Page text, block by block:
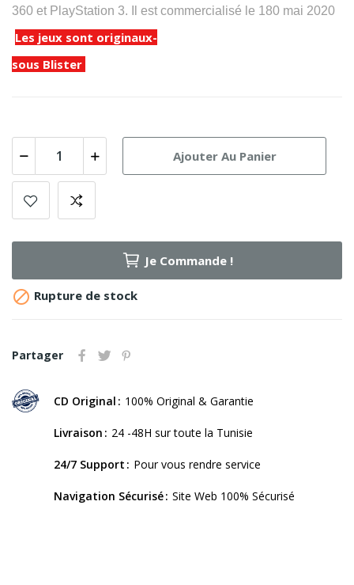
360 et PlayStation 3. Il est commercialisé le 180 mai 2020
Les jeux sont originaux-
sous Blister
Ajouter Au Panier
Je Commande !
 Rupture de stock
Partager
CD Original 100% Original & Garantie
Livraison 24 -48H sur toute la Tunisie
24/7 Support Pour vous rendre service
Navigation Sécurisé Site Web 100% Sécurisé